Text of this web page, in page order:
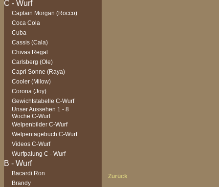
Captain Morgan (Rocco)
Coca Cola
Cuba
Cassis (Cala)
Chivas Regal
Carlsberg (Ole)
Capri Sonne (Raya)
Cooler (Milow)
Corona (Joy)
Gewichtstabelle C-Wurf
Unser Aussehen 1 - 8
Woche C-Wurf
Welpenbilder C-Wurf
Welpentagebuch C-Wurf
Videos C-Wurf
Wurfpalung C - Wurf
Bacardi Ron
Brandy
Zurück